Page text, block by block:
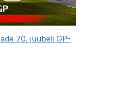
70. juubeli GP-